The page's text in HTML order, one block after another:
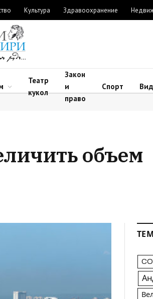
Культура Здравоохранение
Театр
кукол
Закон
и
право
Спорт
объем